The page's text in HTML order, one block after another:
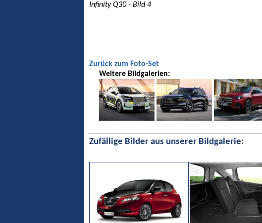
Infinity Q30 - Bild 4
Zurück zum Foto-Set
Weitere Bildgalerien:
Zufällige Bilder aus unserer Bildgalerie: